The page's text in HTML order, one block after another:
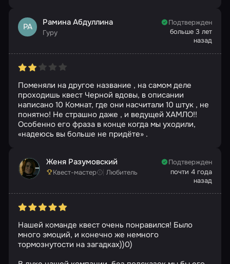
РА Рамина Абдуллина
Гуру
Подтвержден
больше 3 лет
назад
Поменяли на другое название , на самом деле
проходишь квест Черной вдовы, в описании
написано 10 Комнат, где они насчитали 10 штук , не
понятно! Не страшно даже , и ведущей ХАМЛО!!
Особенно его фраза в конце когда мы уходили,
«надеюсь вы больше не придёте» .
Женя Разумовский
Квест-мастер Любитель
Подтвержден
почти 4 года
назад
Нашей команде квест очень понравился! Было
много эмоций, и конечно же немного
тормознутости на загадках))0)